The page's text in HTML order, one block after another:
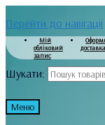
Перейти до навігації
Мій
обліковий
запис
доставка
Шукати:
Меню